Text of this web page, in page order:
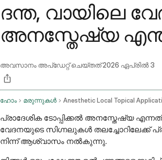
ദന്ത, വായിലെ
അനസ്തേഷ്യ
അവസാനം അപ്ഡേറ്റ് ചെയ്തത്2026 ഏപ്രിൽ 3
ഹോം മരുന്നുകൾ
പ്രാദേശിക ടോപ്പിക്കൽ അനസ്തേഷ്യ
വേദനയുടെ സിഗ്നലുകൾ തലച്ചോറിലേക്ക്
നിന്ന് ആശ്വാസം നൽകുന്നു.